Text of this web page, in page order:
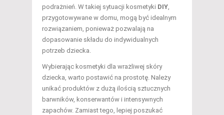
podrażnień. W takiej sytuacji kosmetyki DIY
przygotowywane w domu, mogą być idealnym
rozwiązaniem, ponieważ pozwalają na
dopasowanie składu do indywidualnych
potrzeb dziecka.
Wybierając kosmetyki dla wrażliwej skóry
dziecka, warto postawić na prostotę. Należy
unikać produktów z dużą ilością sztucznych
barwników, konserwantów i intensywnych
zapachów. Zamiast tego, lepiej poszukać